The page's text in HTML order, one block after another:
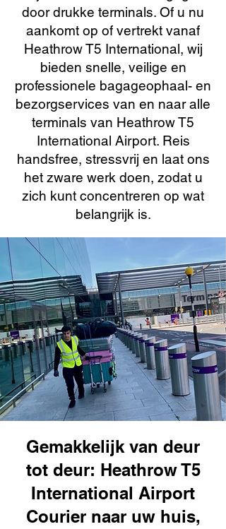
door drukke terminals. Of u nu
aankomt op of vertrekt vanaf
Heathrow T5 International, wij
bieden snelle, veilige en
professionele bagageophaal- en
bezorgservices van en naar alle
terminals van Heathrow T5
International Airport. Reis
handsfree, stressvrij en laat ons
het zware werk doen, zodat u
zich kunt concentreren op wat
belangrijk is.
Gemakkelijk van deur
tot deur: Heathrow T5
International Airport
Courier naar uw huis,